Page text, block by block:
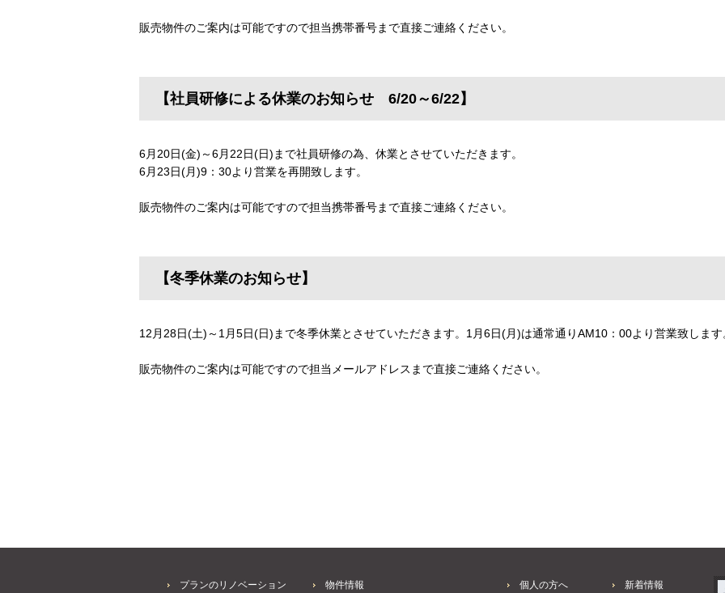
販売物件のご案内は可能ですので担当携帯番号まで直接ご連絡ください。
【社員研修による休業のお知らせ 6/20～6/22】
6月20日(金)～6月22日(日)まで社員研修の為、休業とさせていただきます。
6月23日(月)9：30より営業を再開致します。
販売物件のご案内は可能ですので担当携帯番号まで直接ご連絡ください。
【冬季休業のお知らせ】
12月28日(土)～1月5日(日)まで冬季休業とさせていただきます。1月6日(月)は通常通りAM10：00より営業致します
販売物件のご案内は可能ですので担当メールアドレスまで直接ご連絡ください。
プランのリノベーション 物件情報 個人の方へ 新着情報